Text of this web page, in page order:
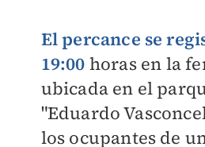
El percance se
19:00 horas en la
ubicada en el
"Eduardo
los ocupantes de